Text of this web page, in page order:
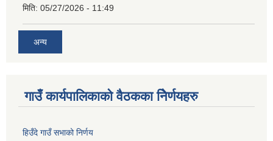
मिति: 05/27/2026 - 11:49
अन्य
गाउँ कार्यपालिकाको वैठकका निेर्णयहरु
हिउँदे गाउँ सभाको निर्णय